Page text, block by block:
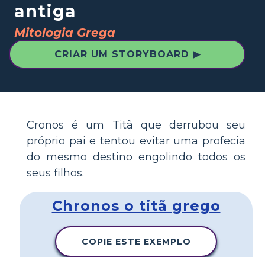
antiga
Mitologia Grega
CRIAR UM STORYBOARD ▶
Cronos é um Titã que derrubou seu
próprio pai e tentou evitar uma profecia
do mesmo destino engolindo todos os
seus filhos.
Chronos o titã grego
COPIE ESTE EXEMPLO